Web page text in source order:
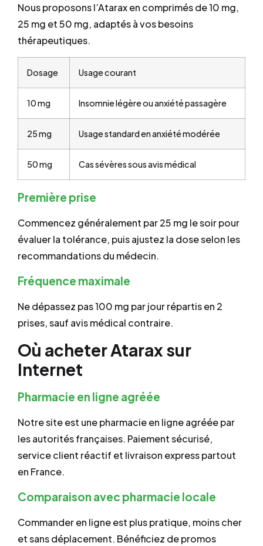
Nous proposons l’Atarax en comprimés de 10 mg,
25 mg et 50 mg, adaptés à vos besoins
thérapeutiques.
Dosage Usage courant
10 mg Insomnie légère ou anxiété passagère
25 mg Usage standard en anxiété modérée
50 mg Cas sévères sous avis médical
Première prise
Commencez généralement par 25 mg le soir pour
évaluer la tolérance, puis ajustez la dose selon les
recommandations du médecin.
Fréquence maximale
Ne dépassez pas 100 mg par jour répartis en 2
prises, sauf avis médical contraire.
Où acheter Atarax sur
Internet
Pharmacie en ligne agréée
Notre site est une pharmacie en ligne agréée par
les autorités françaises. Paiement sécurisé,
service client réactif et livraison express partout
en France.
Comparaison avec pharmacie locale
Commander en ligne est plus pratique, moins cher
et sans déplacement. Bénéficiez de promos